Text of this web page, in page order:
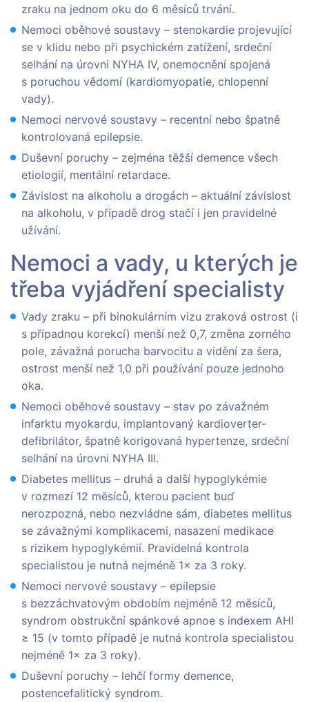
zraku na jednom oku do 6 měsíců trvání.
Nemoci oběhové soustavy – stenokardie projevující
se v klidu nebo při psychickém zatížení, srdeční
selhání na úrovni NYHA IV, onemocnění spojená
s poruchou vědomí (kardiomyopatie, chlopenní
vady).
Nemoci nervové soustavy – recentní nebo špatně
kontrolovaná epilepsie.
Duševní poruchy – zejména těžší demence všech
etiologií, mentální retardace.
Závislost na alkoholu a drogách – aktuální závislost
na alkoholu, v případě drog stačí i jen pravidelné
užívání.
Nemoci a vady, u kterých je
třeba vyjádření specialisty
Vady zraku – při binokulárním vizu zraková ostrost (i
s případnou korekcí) menší než 0,7, změna zorného
pole, závažná porucha barvocitu a vidění za šera,
ostrost menší než 1,0 při používání pouze jednoho
oka.
Nemoci oběhové soustavy – stav po závažném
infarktu myokardu, implantovaný kardioverter-
defibrilátor, špatně korigovaná hypertenze, srdeční
selhání na úrovni NYHA III.
Diabetes mellitus – druhá a další hypoglykémie
v rozmezí 12 měsíců, kterou pacient buď
nerozpozná, nebo nezvládne sám, diabetes mellitus
se závažnými komplikacemi, nasazení medikace
s rizikem hypoglykémií. Pravidelná kontrola
specialistou je nutná nejméně 1× za 3 roky.
Nemoci nervové soustavy – epilepsie
s bezzáchvatovým obdobím nejméně 12 měsíců,
syndrom obstrukční spánkové apnoe s indexem AHI
≥ 15 (v tomto případě je nutná kontrola specialistou
nejméně 1× za 3 roky).
Duševní poruchy – lehčí formy demence,
postencefalitický syndrom.